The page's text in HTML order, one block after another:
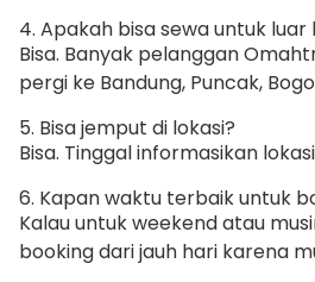
4. Apakah bisa sewa untuk luar
Bisa. Banyak pelanggan
pergi ke Bandung, Puncak,
5. Bisa jemput di lokasi?
Bisa. Tinggal informasikan
6. Kapan waktu terbaik untuk
Kalau untuk weekend atau
booking dari jauh hari karena